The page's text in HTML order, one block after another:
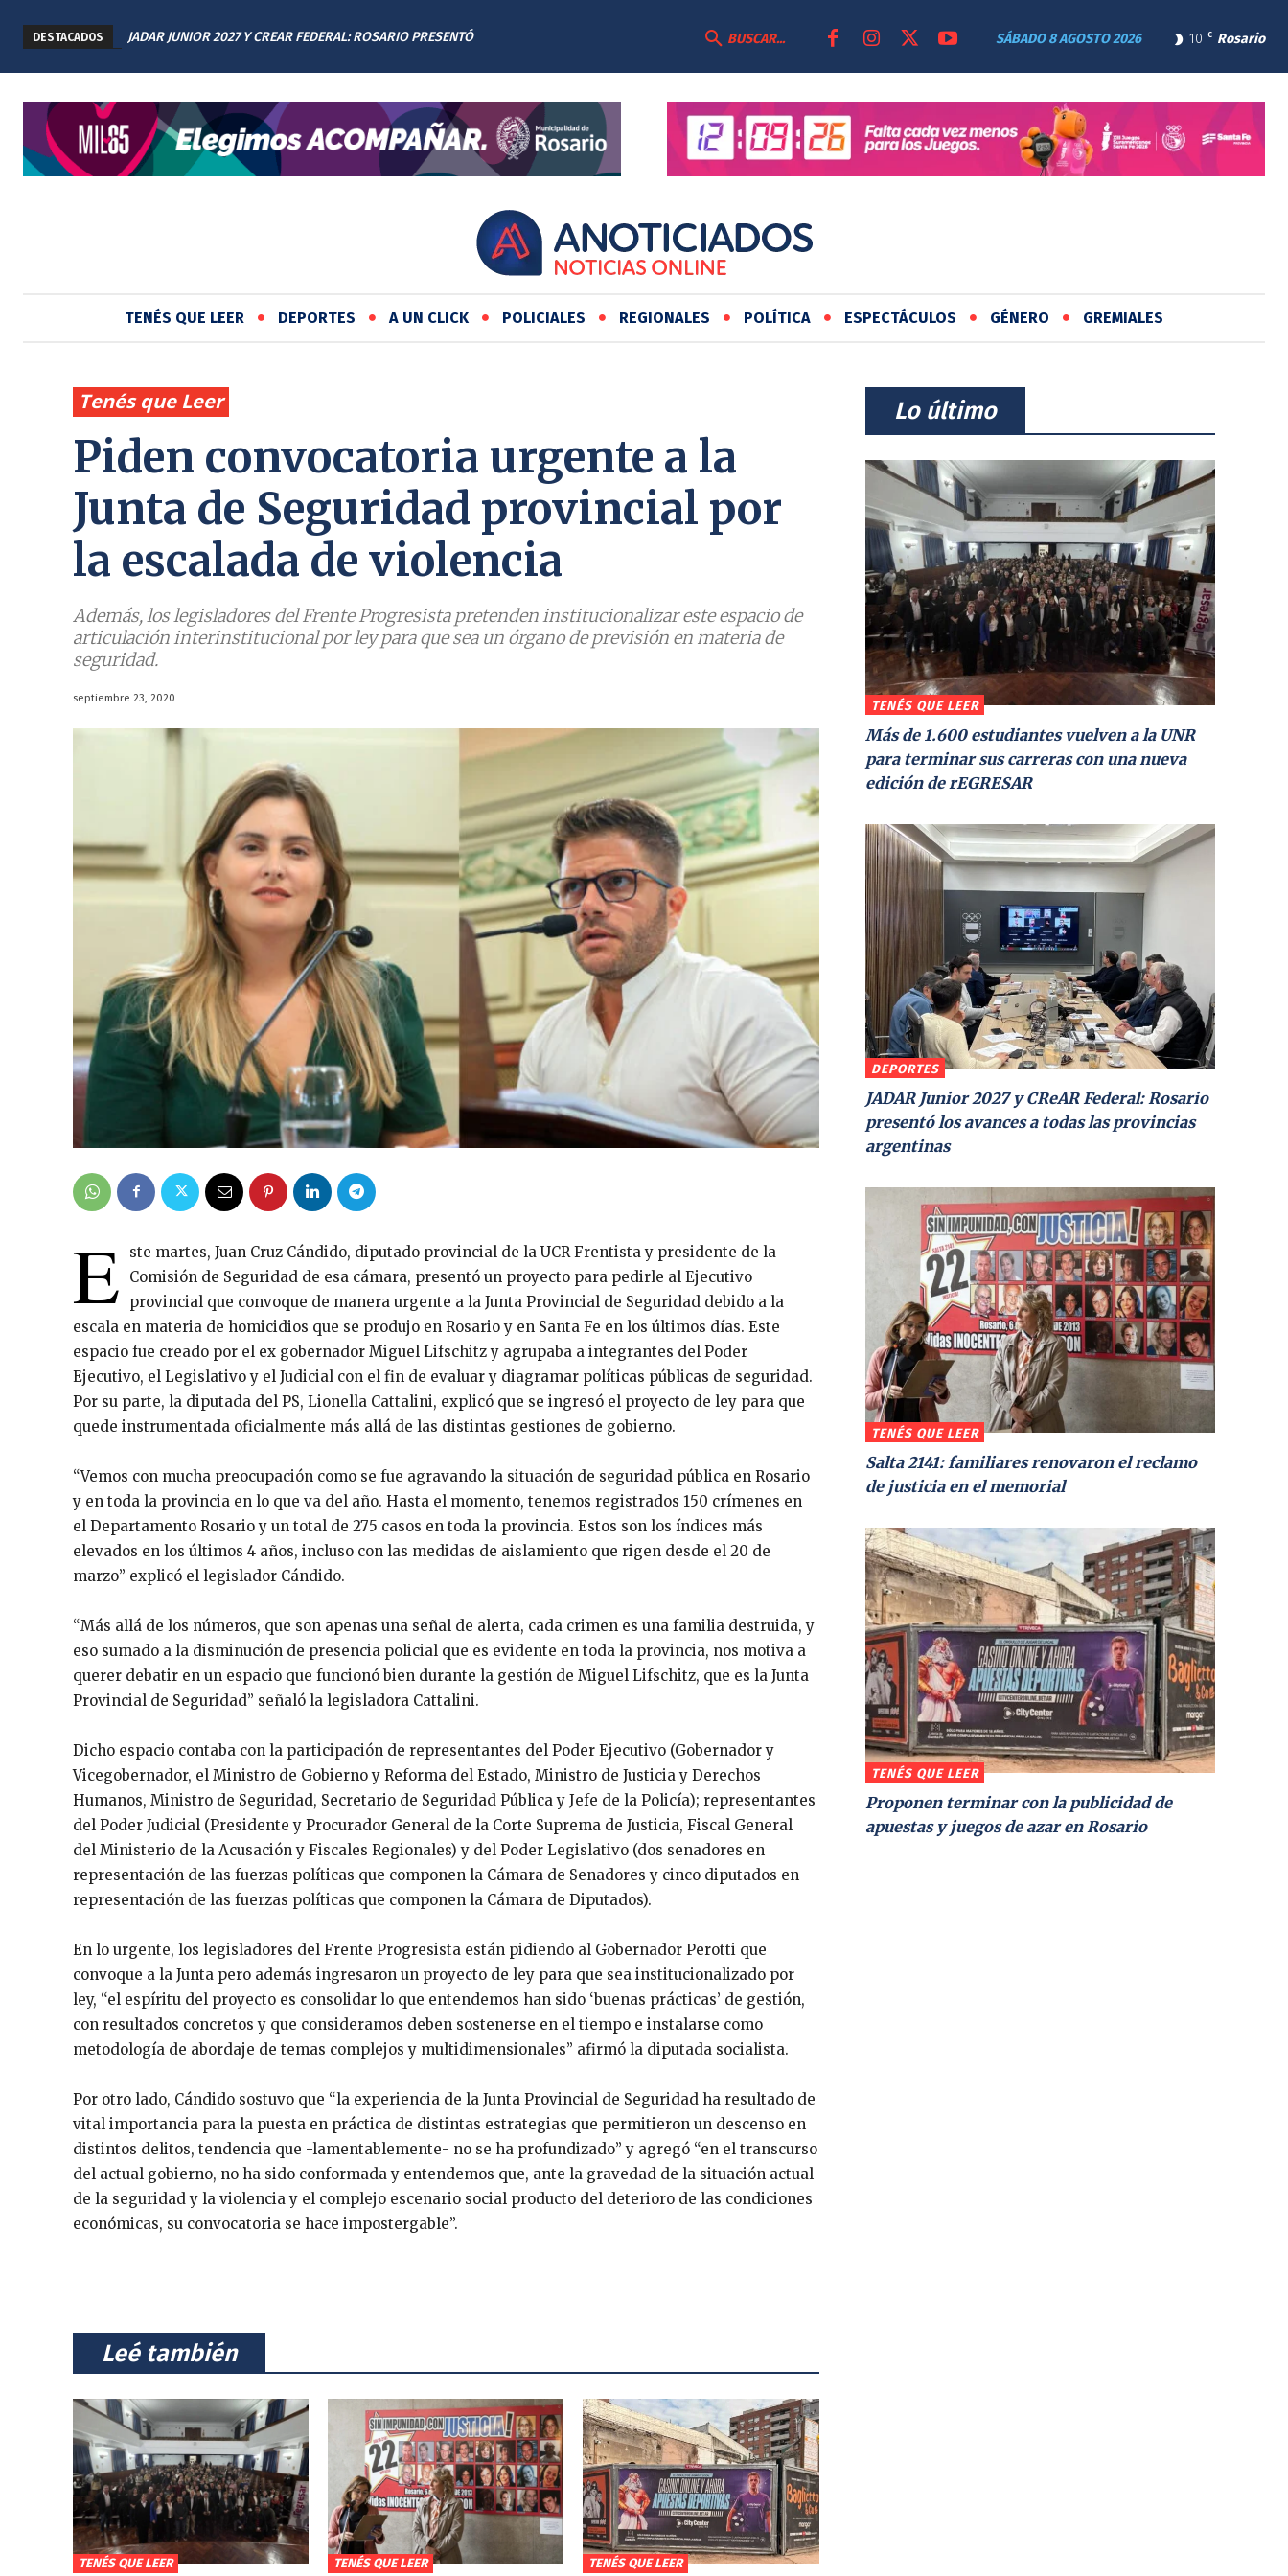
DESTACADOS
JADAR JUNIOR 2027 Y CREAR FEDERAL: ROSARIO PRESENTÓ
10 C Rosario
SÁBADO 8 AGOSTO 2026
BUSCAR...
TENÉS QUE LEER DEPORTES A UN CLICK POLICIALES REGIONALES POLÍTICA ESPECTÁCULOS GÉNERO GREMIALES
Tenés que Leer
Piden convocatoria urgente a la
Junta de Seguridad provincial por
la escalada de violencia
Además, los legisladores del Frente Progresista pretenden institucionalizar este espacio de
articulación interinstitucional por ley para que sea un órgano de previsión en materia de
seguridad.
septiembre 23, 2020
E
ste martes, Juan Cruz Cándido, diputado provincial de la UCR Frentista y presidente de la
Comisión de Seguridad de esa cámara, presentó un proyecto para pedirle al Ejecutivo
provincial que convoque de manera urgente a la Junta Provincial de Seguridad debido a la
escala en materia de homicidios que se produjo en Rosario y en Santa Fe en los últimos días. Este
espacio fue creado por el ex gobernador Miguel Lifschitz y agrupaba a integrantes del Poder
Ejecutivo, el Legislativo y el Judicial con el fin de evaluar y diagramar políticas públicas de seguridad.
Por su parte, la diputada del PS, Lionella Cattalini, explicó que se ingresó el proyecto de ley para que
quede instrumentada oficialmente más allá de las distintas gestiones de gobierno.
“Vemos con mucha preocupación como se fue agravando la situación de seguridad pública en Rosario
y en toda la provincia en lo que va del año. Hasta el momento, tenemos registrados 150 crímenes en
el Departamento Rosario y un total de 275 casos en toda la provincia. Estos son los índices más
elevados en los últimos 4 años, incluso con las medidas de aislamiento que rigen desde el 20 de
marzo” explicó el legislador Cándido.
“Más allá de los números, que son apenas una señal de alerta, cada crimen es una familia destruida, y
eso sumado a la disminución de presencia policial que es evidente en toda la provincia, nos motiva a
querer debatir en un espacio que funcionó bien durante la gestión de Miguel Lifschitz, que es la Junta
Provincial de Seguridad” señaló la legisladora Cattalini.
Dicho espacio contaba con la participación de representantes del Poder Ejecutivo (Gobernador y
Vicegobernador, el Ministro de Gobierno y Reforma del Estado, Ministro de Justicia y Derechos
Humanos, Ministro de Seguridad, Secretario de Seguridad Pública y Jefe de la Policía); representantes
del Poder Judicial (Presidente y Procurador General de la Corte Suprema de Justicia, Fiscal General
del Ministerio de la Acusación y Fiscales Regionales) y del Poder Legislativo (dos senadores en
representación de las fuerzas políticas que componen la Cámara de Senadores y cinco diputados en
representación de las fuerzas políticas que componen la Cámara de Diputados).
En lo urgente, los legisladores del Frente Progresista están pidiendo al Gobernador Perotti que
convoque a la Junta pero además ingresaron un proyecto de ley para que sea institucionalizado por
ley, “el espíritu del proyecto es consolidar lo que entendemos han sido ‘buenas prácticas’ de gestión,
con resultados concretos y que consideramos deben sostenerse en el tiempo e instalarse como
metodología de abordaje de temas complejos y multidimensionales” afirmó la diputada socialista.
Por otro lado, Cándido sostuvo que “la experiencia de la Junta Provincial de Seguridad ha resultado de
vital importancia para la puesta en práctica de distintas estrategias que permitieron un descenso en
distintos delitos, tendencia que -lamentablemente- no se ha profundizado” y agregó “en el transcurso
del actual gobierno, no ha sido conformada y entendemos que, ante la gravedad de la situación actual
de la seguridad y la violencia y el complejo escenario social producto del deterioro de las condiciones
económicas, su convocatoria se hace impostergable”.
⠀Leé también⠀
TENÉS QUE LEER TENÉS QUE LEER TENÉS QUE LEER
⠀Lo último⠀
TENÉS QUE LEER
Más de 1.600 estudiantes vuelven a la UNR
para terminar sus carreras con una nueva
edición de rEGRESAR
DEPORTES
JADAR Junior 2027 y CReAR Federal: Rosario
presentó los avances a todas las provincias
argentinas
TENÉS QUE LEER
Salta 2141: familiares renovaron el reclamo
de justicia en el memorial
TENÉS QUE LEER
Proponen terminar con la publicidad de
apuestas y juegos de azar en Rosario